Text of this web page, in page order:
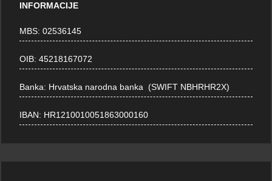
INFORMACIJE
MBS: 02536145
OIB: 45218167072
Banka: Hrvatska narodna banka (SWIFT NBHRHR2X)
IBAN: HR1210010051863000160